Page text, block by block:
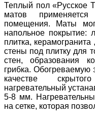
Теплый пол «Русское
матов
помещения. Маты
напольное покрытие:
плитка,
стены под плитку для
стен, образования
грибка. Обогреваемую
качестве
нагревательный
5-8 мм.
на сетке, которая